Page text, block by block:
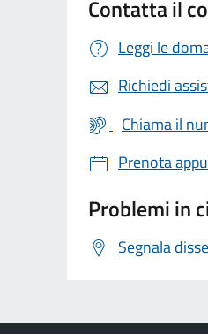
Contatta il
Leggi le
Richiedi
Chiama il
Prenota
Problemi in
Segnala